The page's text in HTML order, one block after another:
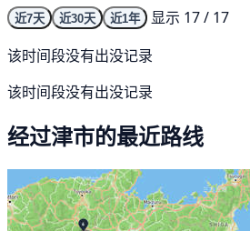
近7天 近30天 近1年
显示 17 / 17
该时间段没有出没记录
该时间段没有出没记录
经过津市的最近路线